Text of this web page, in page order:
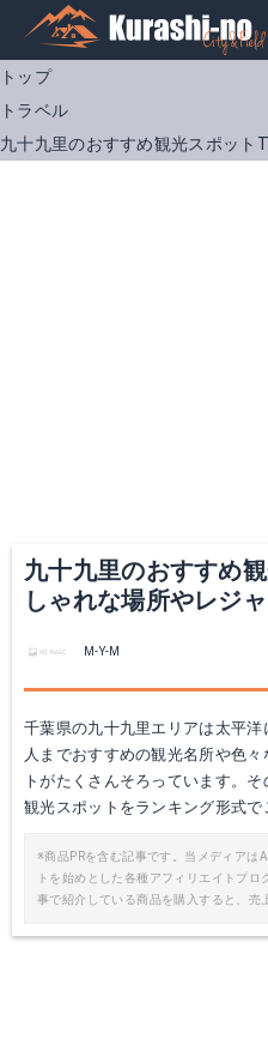
トップ
トラベル
九十九里のおすすめ観光スポット
九十九里のおすすめ
しゃれな場所やレジ
M-Y-M
千葉県の九十九里エリアは太平
人までおすすめの観光名所や色
トがたくさんそろっています。
観光スポットをランキング形式で
※商品PRを含む記事です。当メディアは
トを始めとした各種アフィリエイトプ
事で紹介している商品を購入すると、売